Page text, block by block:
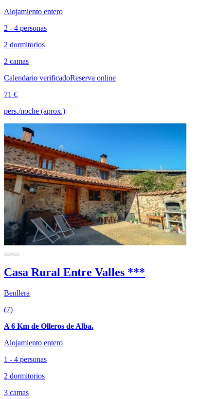
Alojamiento entero
2 - 4 personas
2 dormitorios
2 camas
Calendario verificadoReserva online
71 €
pers./noche (aprox.)
Casa Rural Entre Valles ***
Benllera
(7)
A 6 Km de Olleros de Alba.
Alojamiento entero
1 - 4 personas
2 dormitorios
3 camas